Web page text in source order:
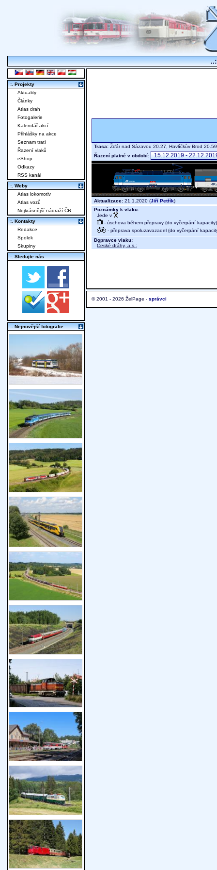
Trasa: Žďár nad Sázavou 20.27, Havlíčkův Brod
Řazení platné v období:
Aktualizace: 21.1.2020 (Jiří Petřík)
Poznámky k vlaku:
Jede v
- úschova během přepravy (do vyčerpání kapacity)
- přeprava spoluzavazadel (do vyčerpání
Dopravce vlaku:
České dráhy, a.s. ;
© 2001 - 2026 ŽelPage - správci
:. Projekty
Aktuality
Články
Atlas drah
Fotogalerie
Kalendář akcí
Přihlášky na akce
Seznam tratí
Řazení vlaků
eShop
Odkazy
RSS kanál
:. Weby
Atlas lokomotiv
Atlas vozů
Nejkrásnější nádraží ČR
:. Kontakty
Redakce
Spolek
Skupiny
:. Sledujte nás
:. Nejnovější fotografie